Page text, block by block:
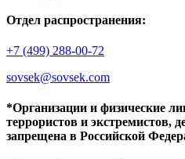
Отдел распространения:
+7 (499) 288-00-72
sovsek@sovsek.com
*Организации и физические
террористов и экстремистов,
запрещена в Российской